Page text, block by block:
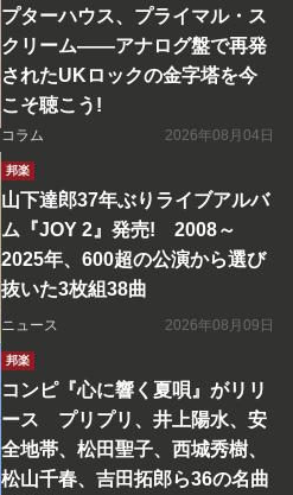
プターハウス、プライマル・ス
クリーム――アナログ盤で再発
されたUKロックの金字塔を今
こそ聴こう!
コラム 2026年08月04日
邦楽
山下達郎37年ぶりライブアルバ
ム『JOY 2』発売! 2008～
2025年、600超の公演から選び
抜いた3枚組38曲
ニュース 2026年08月09日
邦楽
コンピ『心に響く夏唄』がリリ
ース プリプリ、井上陽水、安
全地帯、松田聖子、西城秀樹、
松山千春、吉田拓郎ら36の名曲